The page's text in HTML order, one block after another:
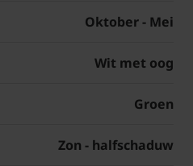
Oktober - Mei
Wit met oog
Groen
Zon - halfschaduw